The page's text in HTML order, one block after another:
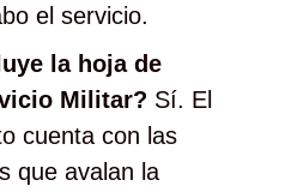
el servicio.
la hoja de
Militar? Sí. El
cuenta con las
que avalan la